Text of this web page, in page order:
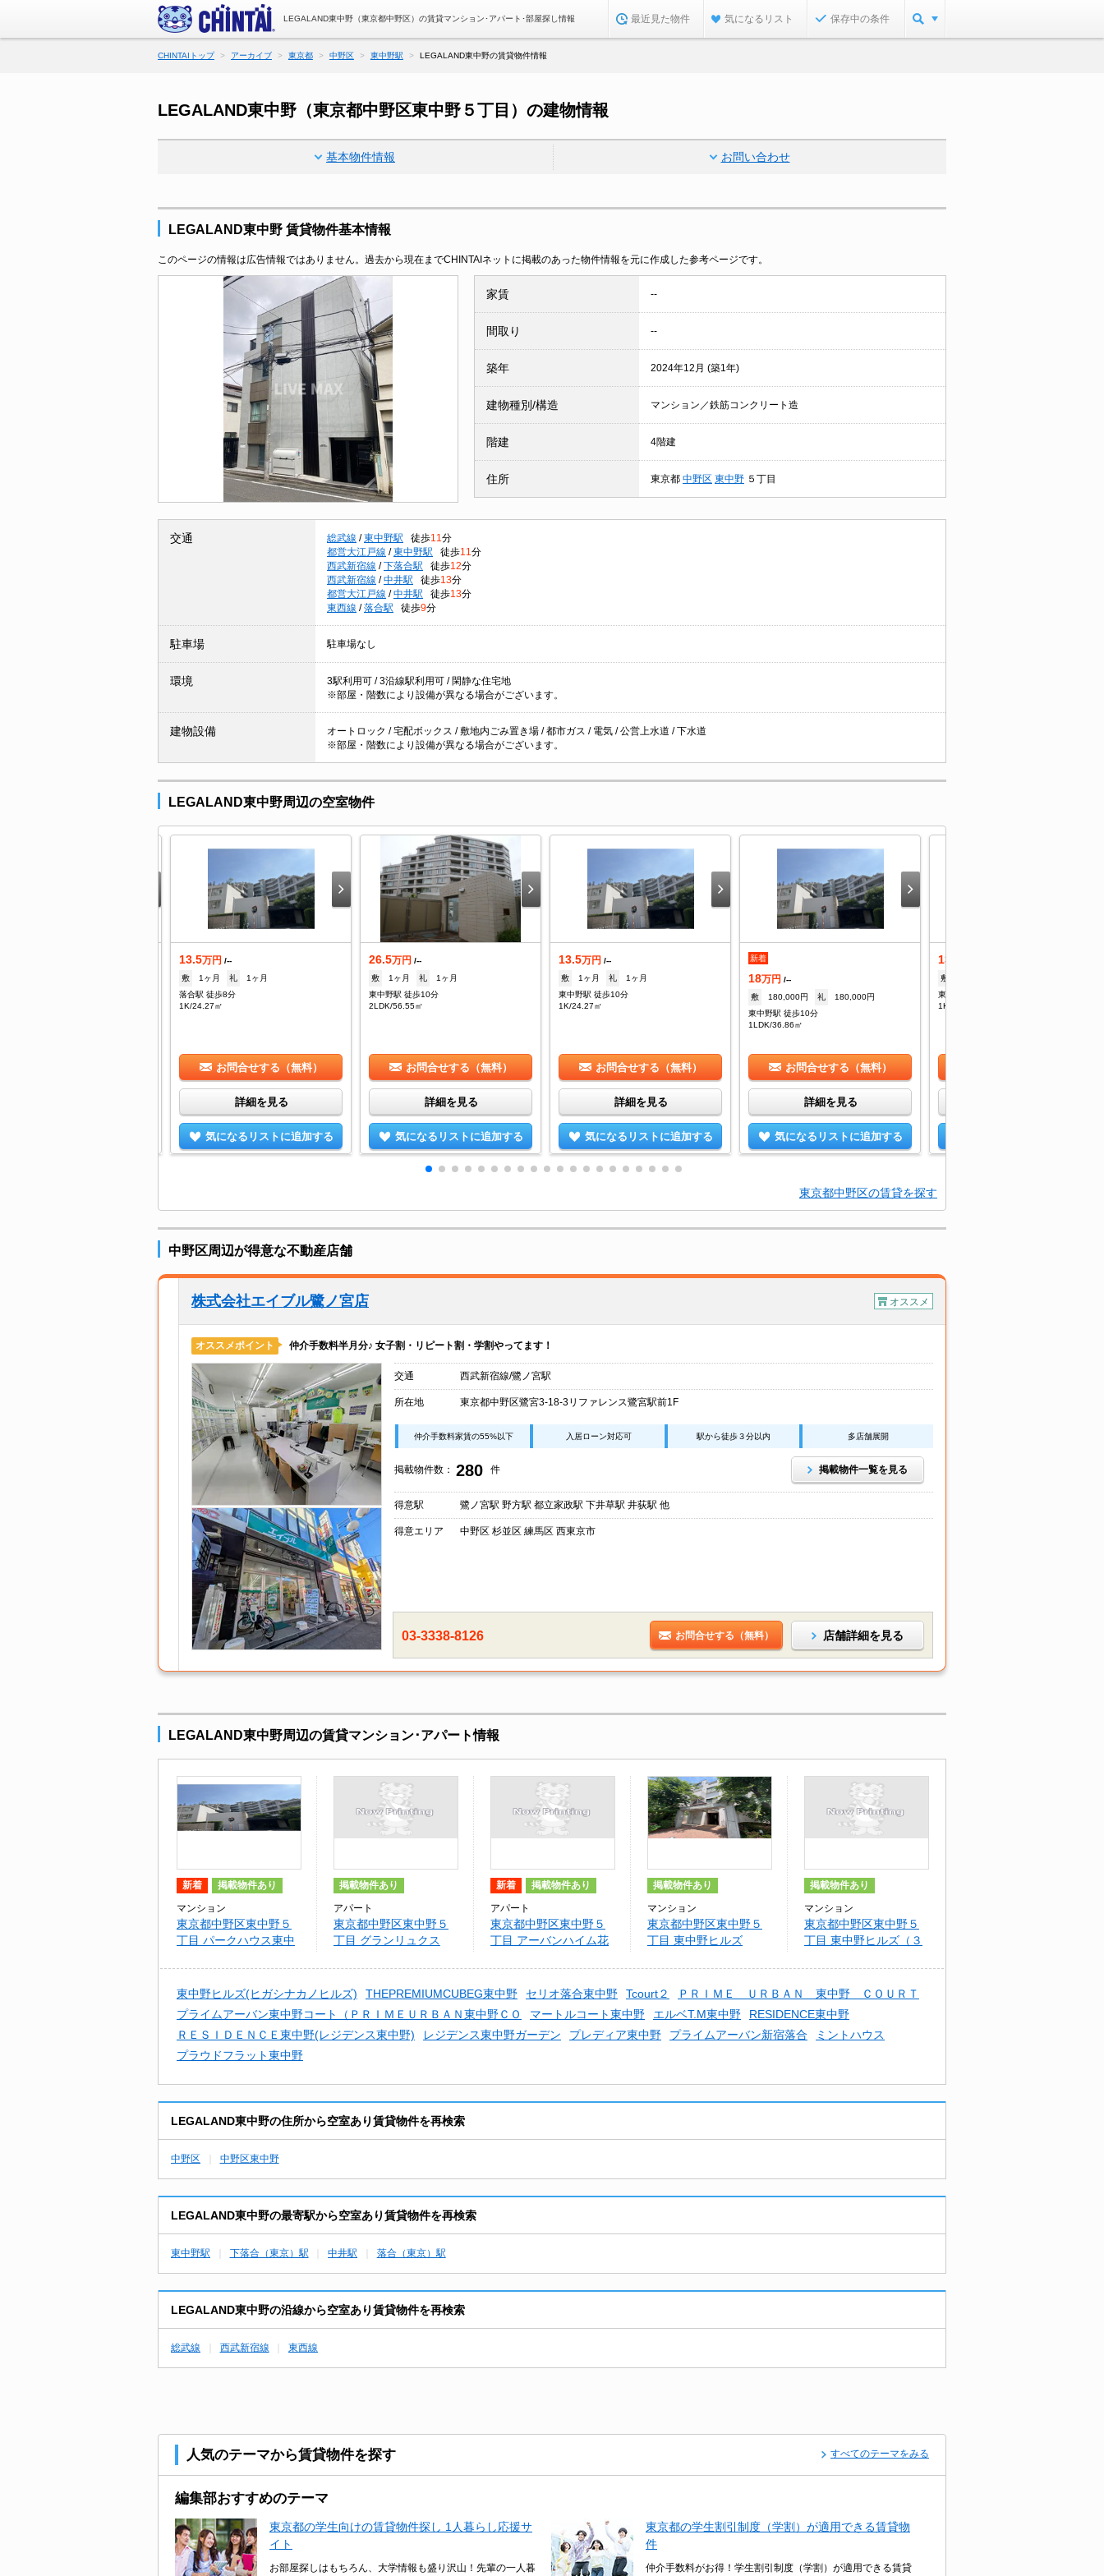
LEGALAND東中野（東京都中野区）の賃貸マンション･アパート･部屋探し情報 最近見た物件 気になるリスト 保存中の条件
CHINTAIトップ アーカイブ 東京都 中野区 東中野駅 LEGALAND東中野の賃貸物件情報
LEGALAND東中野（東京都中野区東中野５丁目）の建物情報
基本物件情報 お問い合わせ
LEGALAND東中野 賃貸物件基本情報
このページの情報は広告情報ではありません。過去から現在までCHINTAIネットに掲載のあった物件情報を元に作成した参考ページです。
家賃 --
間取り --
築年 2024年12月 (築1年)
建物種別/構造 マンション／鉄筋コンクリート造
階建 4階建
住所 東京都 中野区 東中野 ５丁目
交通 総武線 / 東中野駅 徒歩11 分
都営大江戸線 / 東中野駅 徒歩11 分
西武新宿線 / 下落合駅 徒歩12分
西武新宿線 / 中井駅 徒歩13分
都営大江戸線 / 中井駅 徒歩13分
東西線 / 落合駅 徒歩9分
駐車場 駐車場なし
環境
3駅利用可 / 3沿線駅利用可 / 閑静な住宅地
※部屋・階数により設備が異なる場合がございます。
建物設備
オートロック / 宅配ボックス / 敷地内ごみ置き場 / 都市ガス / 電気 / 公営上水道 / 下水道
※部屋・階数により設備が異なる場合がございます。
LEGALAND東中野周辺の空室物件
13.5万円 /--
敷
1ヶ月 礼
1ヶ月
落合駅 徒歩8分
1K/24.27㎡
お問合せする（無料）
詳細を見る
気になるリストに追加する
26.5万円 /--
敷
1ヶ月 礼
1ヶ月
東中野駅 徒歩10分
2LDK/56.55㎡
お問合せする（無料）
詳細を見る
気になるリストに追加する
13.5万円 /--
敷
1ヶ月 礼
1ヶ月
東中野駅 徒歩10分
1K/24.27㎡
お問合せする（無料）
詳細を見る
気になるリストに追加する
新着
18万円 /--
敷
180,000円 礼
180,000円
東中野駅 徒歩10分
1LDK/36.86㎡
お問合せする（無料）
詳細を見る
気になるリストに追加する
13.5
敷
東中野駅 徒歩10分
1K/24.27㎡
東京都中野区の賃貸を探す
中野区周辺が得意な不動産店舗
株式会社エイブル鷺ノ宮店 オススメ
オススメポイント 仲介手数料半月分♪ 女子割・リピート割・学割やってます！
交通 西武新宿線/鷺ノ宮駅
所在地 東京都中野区鷺宮3-18-3リファレンス鷺宮駅前1F
仲介手数料家賃の55%以下 入居ローン対応可 駅から徒歩３分以内 多店舗展開
掲載物件数： 280 件 掲載物件一覧を見る
得意駅 鷺ノ宮駅 野方駅 都立家政駅 下井草駅 井荻駅 他
得意エリア 中野区 杉並区 練馬区 西東京市
03-3338-8126 お問合せする（無料） 店舗詳細を見る
LEGALAND東中野周辺の賃貸マンション･アパート情報
新着 掲載物件あり
マンション
東京都中野区東中野５
丁目 パークハウス東中
掲載物件あり
アパート
東京都中野区東中野５
丁目 グランリュクス
新着 掲載物件あり
アパート
東京都中野区東中野５
丁目 アーバンハイム花
掲載物件あり
マンション
東京都中野区東中野５
丁目 東中野ヒルズ
掲載物件あり
マンション
東京都中野区東中野５
丁目 東中野ヒルズ（３
東中野ヒルズ(ヒガシナカノヒルズ) THEPREMIUMCUBEG東中野 セリオ落合東中野 Tcourt２
ＰＲＩＭＥ ＵＲＢＡＮ 東中野 ＣＯＵＲＴ
プライムアーバン東中野コート（ＰＲＩＭＥＵＲＢＡＮ東中野ＣＯ
マートルコート東中野 エルベT.M東中野
RESIDENCE東中野
ＲＥＳＩＤＥＮＣＥ東中野(レジデンス東中野)
レジデンス東中野ガーデン プレディア東中野 プライムアーバン新宿落合
ミントハウス
プラウドフラット東中野
LEGALAND東中野の住所から空室あり賃貸物件を再検索
中野区 中野区東中野
LEGALAND東中野の最寄駅から空室あり賃貸物件を再検索
東中野駅 下落合（東京）駅 中井駅 落合（東京）駅
LEGALAND東中野の沿線から空室あり賃貸物件を再検索
総武線 西武新宿線 東西線
人気のテーマから賃貸物件を探す すべてのテーマをみる
編集部おすすめのテーマ
東京都の学生向けの賃貸物件探し 1人暮らし応援サ
イト
お部屋探しはもちろん、大学情報も盛り沢山！先輩の一人暮
東京都の学生割引制度（学割）が適用できる賃貸物
件
仲介手数料がお得！学生割引制度（学割）が適用できる賃貸